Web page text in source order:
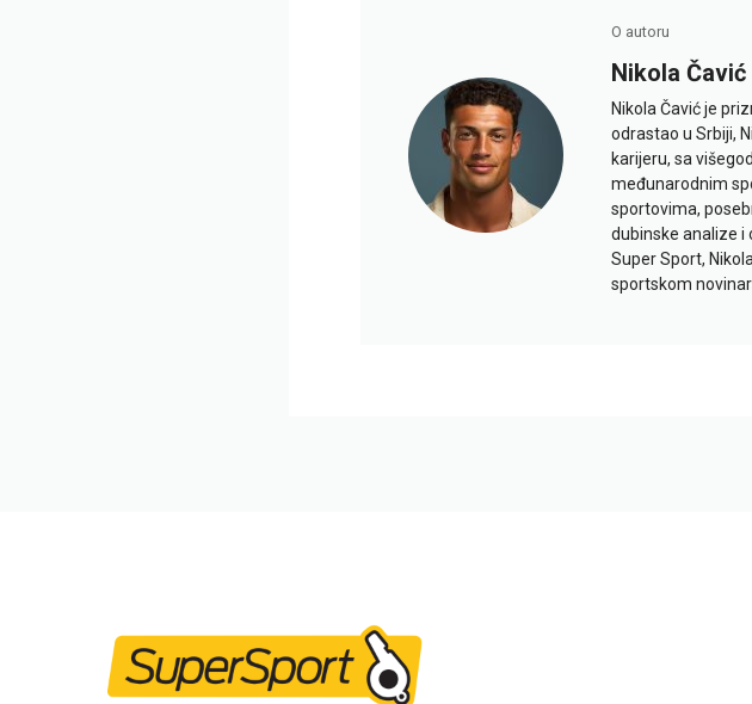
O autoru
Nikola Čavić
Nikola Čavić je
odrastao u Srbiji,
karijeru, sa
međunarodnim
sportovima,
dubinske analize i
Super Sport,
sportskom